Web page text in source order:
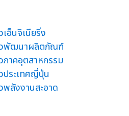
เอ็นจิเนียริ่ง
พัฒนาผลิตภัณฑ์
ภาคอุตสาหกรรม
ประเทศญี่ปุ่น
พลังงานสะอาด